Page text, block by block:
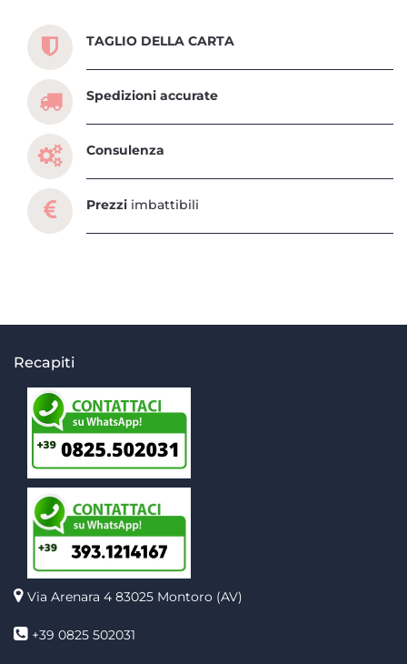
TAGLIO DELLA CARTA
Spedizioni accurate
Consulenza
Prezzi imbattibili
Recapiti
Via Arenara 4 83025 Montoro (AV)
+39 0825 502031